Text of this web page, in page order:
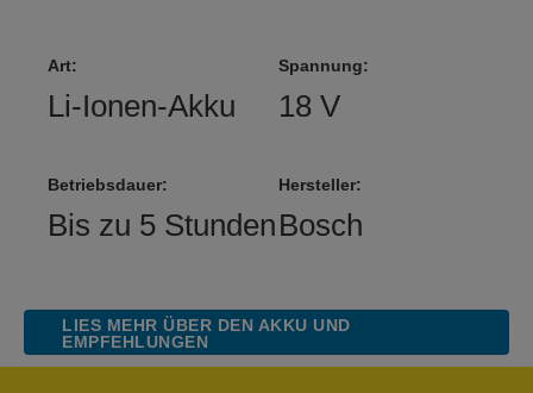
Art:
Li-Ionen-Akku
Spannung:
18 V
Betriebsdauer:
Bis zu 5 Stunden
Hersteller:
Bosch
LIES MEHR ÜBER DEN AKKU UND
EMPFEHLUNGEN